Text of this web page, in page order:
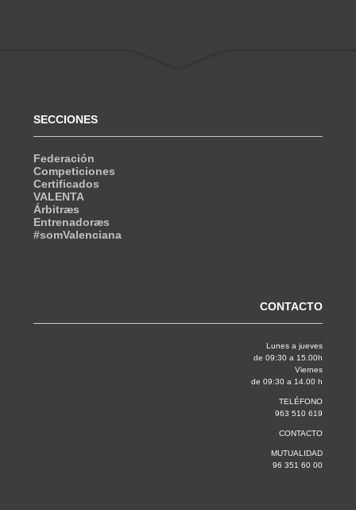
SECCIONES
Federación
Competiciones
Certificados
VALENTA
Árbitræs
Entrenadoræs
#somValenciana
CONTACTO
Lunes a jueves
de 09:30 a 15.00h
Viernes
de 09:30 a 14.00 h
TELÉFONO
963 510 619
CONTACTO
MUTUALIDAD
96 351 60 00